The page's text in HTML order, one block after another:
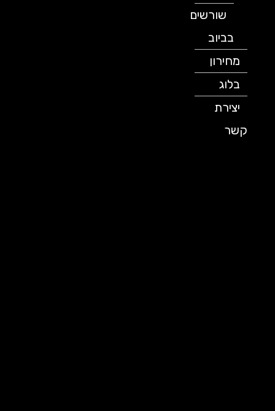
שורשים
בביוב
מחירון
יצירת
קשר